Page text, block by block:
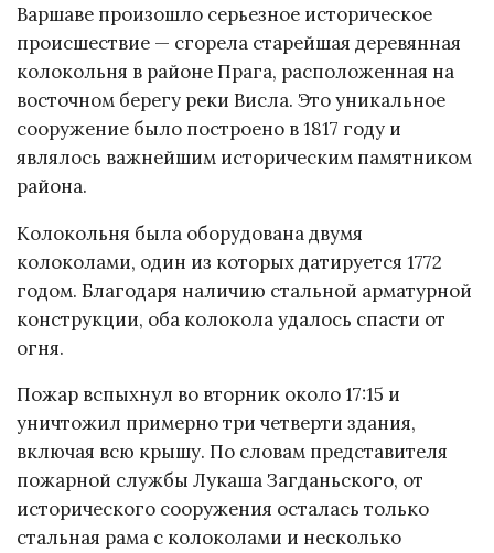
Варшаве произошло серьезное историческое
происшествие — сгорела старейшая деревянная
колокольня в районе Прага, расположенная на
восточном берегу реки Висла. Это уникальное
сооружение было построено в 1817 году и
являлось важнейшим историческим памятником
района.
Колокольня была оборудована двумя
колоколами, один из которых датируется 1772
годом. Благодаря наличию стальной арматурной
конструкции, оба колокола удалось спасти от
огня.
Пожар вспыхнул во вторник около 17:15 и
уничтожил примерно три четверти здания,
включая всю крышу. По словам представителя
пожарной службы Лукаша Загданьского, от
исторического сооружения осталась только
стальная рама с колоколами и несколько